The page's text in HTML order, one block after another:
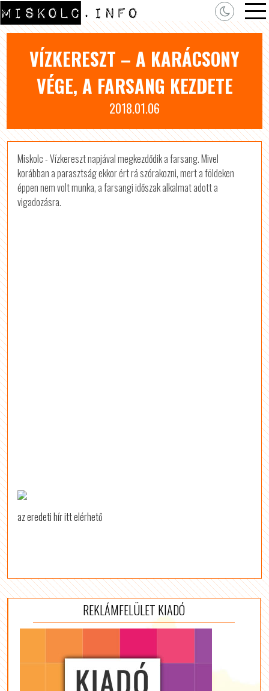
VÍZKERESZT – A KARÁCSONY
VÉGE, A FARSANG KEZDETE
2018.01.06
Miskolc - Vízkereszt napjával megkezdődik a farsang. Mivel
korábban a parasztság ekkor ért rá szórakozni, mert a földeken
éppen nem volt munka, a farsangi időszak alkalmat adott a
vigadozásra.
az eredeti hír itt elérhető
REKLÁMFELÜLET KIADÓ